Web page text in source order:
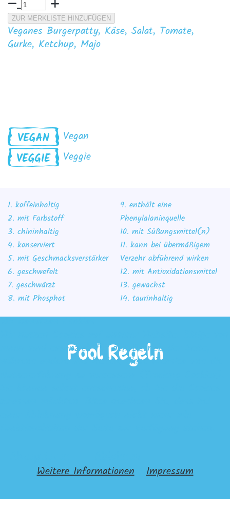
ZUR MERKLISTE HINZUFÜGEN
Veganes Burgerpatty, Käse, Salat, Tomate,
Gurke, Ketchup, Majo
Vegan
Veggie
1. koffeinhaltig
2. mit Farbstoff
3. chininhaltig
4. konserviert
5. mit Geschmacksverstärker
6. geschwefelt
7. geschwärzt
8. mit Phosphat
9. enthält eine
Phenylalaninquelle
10. mit Süßungsmittel(n)
11. kann bei übermäßigem
Verzehr abführend wirken
12. mit Antioxidationsmittel
13. gewachst
14. taurinhaltig
Pool Regeln
Wir benutzen Cookies
ihnen sind essenziell für den Betrieb der Seite,
während andere uns helfen, diese Website und die
Weitere Informationen|Impressum